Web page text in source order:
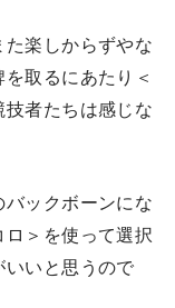
楽しからずやな
取るにあたり＜
者たちは感じな
ックボーンにな
＞を使って選択
いいと思うので